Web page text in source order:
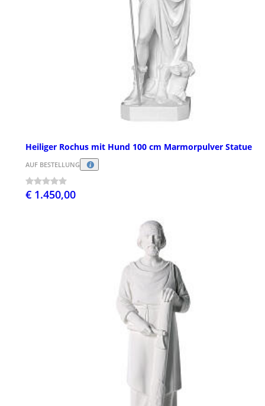
Heiliger Rochus mit Hund 100 cm Marmorpulver Statue
AUF BESTELLUNG
€ 1.450,00